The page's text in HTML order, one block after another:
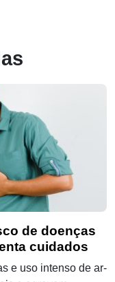
de doenças
cuidados
e uso intenso de ar-